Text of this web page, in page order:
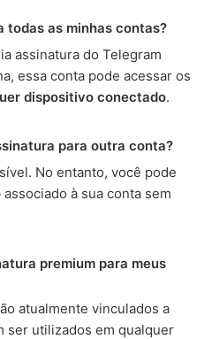
todas as minhas contas?
assinatura do Telegram
essa conta pode acessar os
dispositivo conectado.
para outra conta?
No entanto, você pode
associado à sua conta sem
premium para meus
atualmente vinculados a
ser utilizados em qualquer